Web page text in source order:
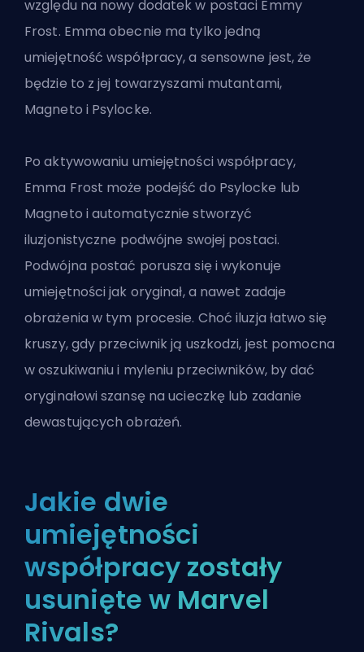
względu na nowy dodatek w postaci Emmy
Frost. Emma obecnie ma tylko jedną
umiejętność współpracy, a sensowne jest, że
będzie to z jej towarzyszami mutantami,
Magneto i Psylocke.
Po aktywowaniu umiejętności współpracy,
Emma Frost może podejść do Psylocke lub
Magneto i automatycznie stworzyć
iluzjonistyczne podwójne swojej postaci.
Podwójna postać porusza się i wykonuje
umiejętności jak oryginał, a nawet zadaje
obrażenia w tym procesie. Choć iluzja łatwo się
kruszy, gdy przeciwnik ją uszkodzi, jest pomocna
w oszukiwaniu i myleniu przeciwników, by dać
oryginałowi szansę na ucieczkę lub zadanie
dewastujących obrażeń.
Jakie dwie
umiejętności
współpracy zostały
usunięte w Marvel
Rivals?